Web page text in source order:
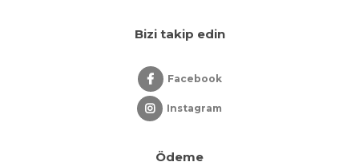
Bizi takip edin
Facebook
Instagram
Ödeme